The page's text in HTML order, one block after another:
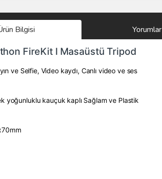
Bilgisi Yorumlar
FireKit I Masaüstü Tripod
ve Selfie, Video kaydı, Canlı video ve ses
yoğunluklu kauçuk kaplı Sağlam ve Plastik